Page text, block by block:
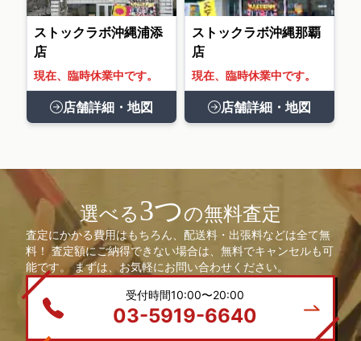
ストックラボ沖縄浦添
店
現在、臨時休業中です。
店舗詳細・地図
ストックラボ沖縄那覇
店
現在、臨時休業中です。
店舗詳細・地図
選べる3つの無料査定
査定にかかる費用はもちろん、配送料・出張料などは全て無
料！ 査定額にご納得できない場合は、無料でキャンセルも可
能です。 まずは、お気軽にお問い合わせください。
受付時間10:00〜20:00
03-5919-6640